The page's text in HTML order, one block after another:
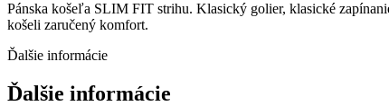
Pánska košeľa SLIM FIT strihu. Klasický golier, klasické
košeli zaručený komfort.
Ďalšie informácie
Ďalšie informácie